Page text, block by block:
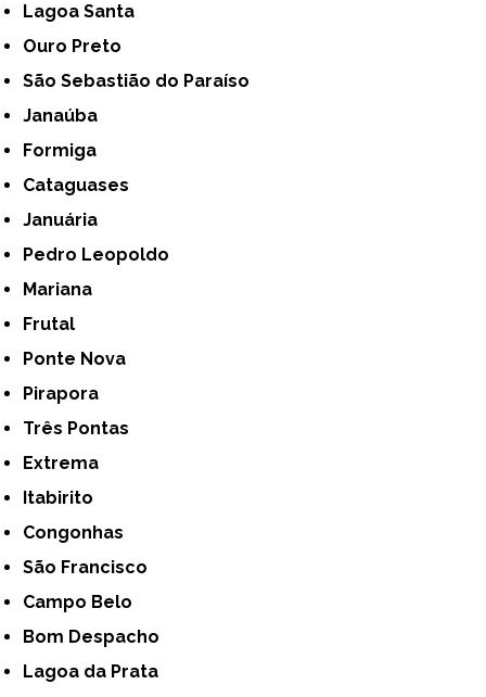
Lagoa Santa
Ouro Preto
São Sebastião do Paraíso
Janaúba
Formiga
Cataguases
Januária
Pedro Leopoldo
Mariana
Frutal
Ponte Nova
Pirapora
Três Pontas
Extrema
Itabirito
Congonhas
São Francisco
Campo Belo
Bom Despacho
Lagoa da Prata